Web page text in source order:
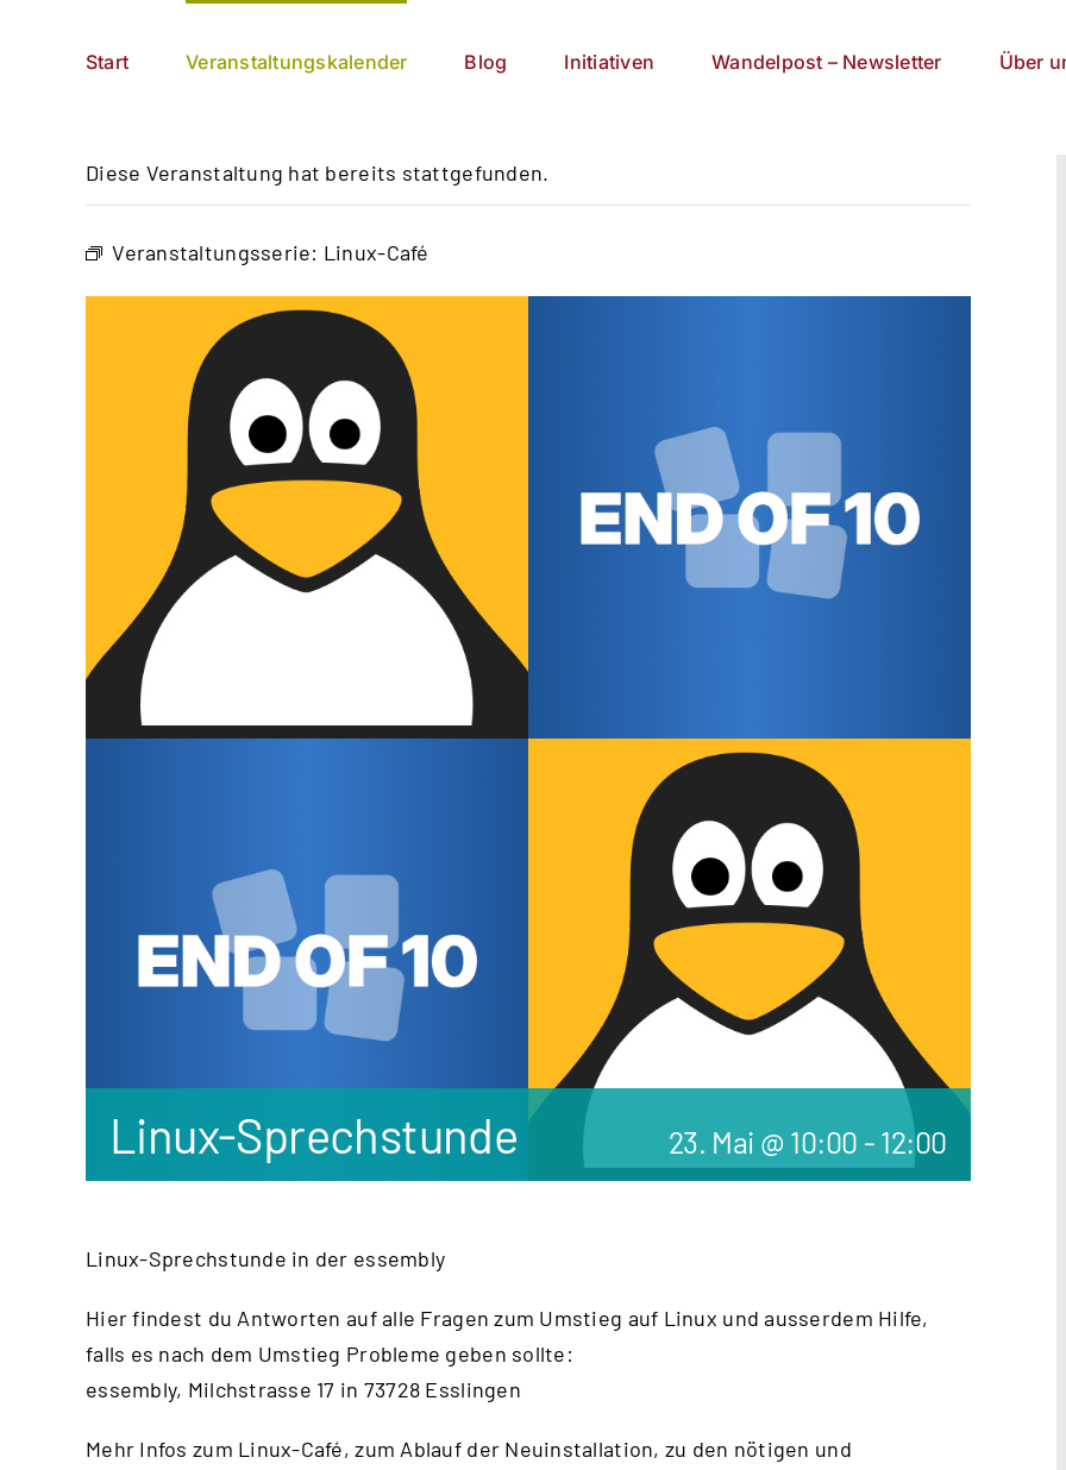
Start Veranstaltungskalender Blog Initiativen Wandelpost – Newsletter Über
Diese Veranstaltung hat bereits stattgefunden.
Veranstaltungsserie: Linux-Café
Linux-Sprechstunde 23. Mai @ 10:00 - 12:00
Linux-Sprechstunde in der essembly
Hier findest du Antworten auf alle Fragen zum Umstieg auf Linux und ausserdem Hilfe,
falls es nach dem Umstieg Probleme geben sollte:
essembly, Milchstrasse 17 in 73728 Esslingen
Mehr Infos zum Linux-Café, zum Ablauf der Neuinstallation, zu den nötigen und